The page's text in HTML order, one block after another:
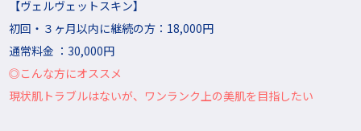
【ヴェルヴェットスキン】
初回・３ヶ月以内に継続の方：18,000円
通常料金 ：30,000円
◎こんな方にオススメ
現状肌トラブルはないが、ワンランク上の美肌を目指したい